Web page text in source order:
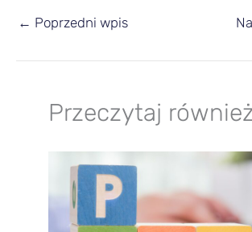
← Poprzedni wpis
Przeczytaj